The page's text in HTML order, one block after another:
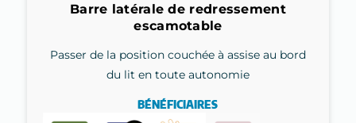
Barre latérale de redressement
escamotable
Passer de la position couchée à assise au bord
du lit en toute autonomie
BÉNÉFICIAIRES